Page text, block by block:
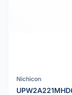
Nichicon